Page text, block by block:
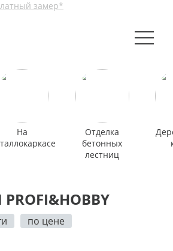
замер*
На
Отделка
бетонных
лестниц
по цене